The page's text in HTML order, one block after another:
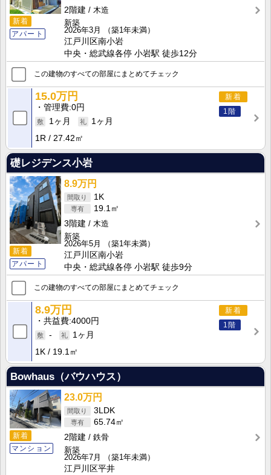
新着
アパート
2階建
木造
新築
2026年3月
（築1年未満）
江戸川区南小岩
中央・総武線各停 小岩駅 徒歩12分
この建物のすべての部屋にまとめてチェック
新着
1階
15.0万円
管理費 0円
1ヶ月
1ヶ月
1R
27.42㎡
礎レジデンス小岩
新着
アパート
8.9万円
1K
19.1㎡
3階建
木造
新築
2026年5月
（築1年未満）
江戸川区南小岩
中央・総武線各停 小岩駅 徒歩9分
この建物のすべての部屋にまとめてチェック
新着
1階
8.9万円
共益費 4000円
-
1ヶ月
1K
19.1㎡
Bowhaus（バウハウス）
新着
マンション
23.0万円
3LDK
65.74㎡
2階建
鉄骨
新築
2026年7月
（築1年未満）
江戸川区平井